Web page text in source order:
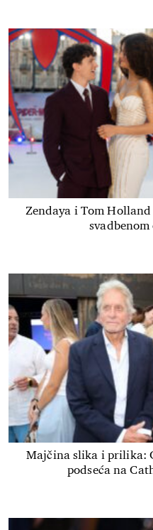
Zendaya i Tom
Majčina slika i prilika:
podseća na